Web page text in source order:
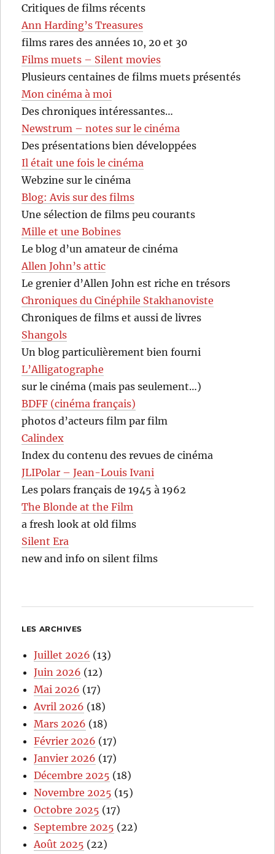
Critiques de films récents
Ann Harding’s Treasures
films rares des années 10, 20 et 30
Films muets – Silent movies
Plusieurs centaines de films muets présentés
Mon cinéma à moi
Des chroniques intéressantes…
Newstrum – notes sur le cinéma
Des présentations bien développées
Il était une fois le cinéma
Webzine sur le cinéma
Blog: Avis sur des films
Une sélection de films peu courants
Mille et une Bobines
Le blog d’un amateur de cinéma
Allen John’s attic
Le grenier d’Allen John est riche en trésors
Chroniques du Cinéphile Stakhanoviste
Chroniques de films et aussi de livres
Shangols
Un blog particulièrement bien fourni
L’Alligatographe
sur le cinéma (mais pas seulement…)
BDFF (cinéma français)
photos d’acteurs film par film
Calindex
Index du contenu des revues de cinéma
JLIPolar – Jean-Louis Ivani
Les polars français de 1945 à 1962
The Blonde at the Film
a fresh look at old films
Silent Era
new and info on silent films
LES ARCHIVES
Juillet 2026 (13)
Juin 2026 (12)
Mai 2026 (17)
Avril 2026 (18)
Mars 2026 (18)
Février 2026 (17)
Janvier 2026 (17)
Décembre 2025 (18)
Novembre 2025 (15)
Octobre 2025 (17)
Septembre 2025 (22)
Août 2025 (22)